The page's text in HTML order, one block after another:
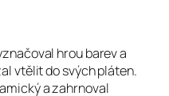
hrou barev a
vtělit do svých pláten.
a zahrnoval